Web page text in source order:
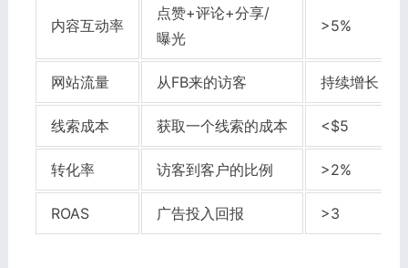
内容互动率
点赞+评论+分享/
曝光
>5%
网站流量 从FB来的访客 持续增长
线索成本 获取一个线索的成本 <$5
转化率 访客到客户的比例 >2%
ROAS 广告投入回报 >3